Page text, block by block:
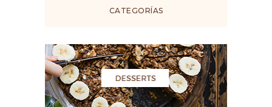
CATEGORÍAS